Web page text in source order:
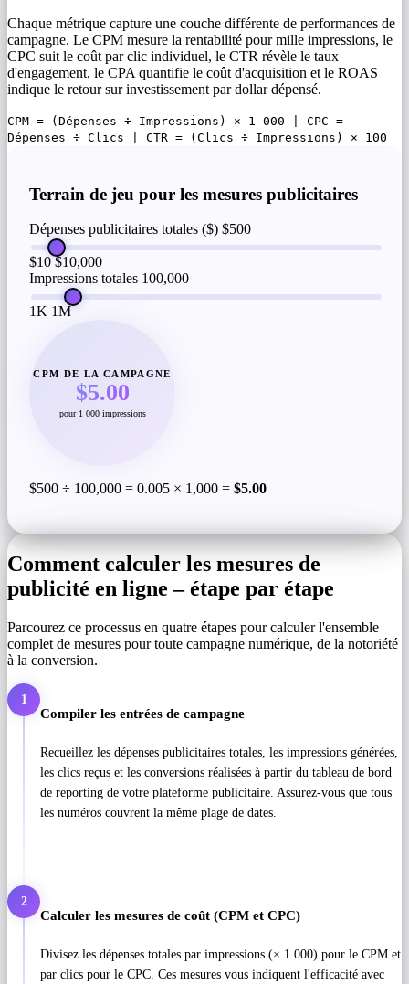
Chaque métrique capture une couche différente de performances de
campagne. Le CPM mesure la rentabilité pour mille impressions, le
CPC suit le coût par clic individuel, le CTR révèle le taux
d'engagement, le CPA quantifie le coût d'acquisition et le ROAS
indique le retour sur investissement par dollar dépensé.
CPM = (Dépenses ÷ Impressions) × 1 000 | CPC =
Dépenses ÷ Clics | CTR = (Clics ÷ Impressions) × 100
Terrain de jeu pour les mesures publicitaires
Dépenses publicitaires totales ($) $500
$10 $10,000
Impressions totales 100,000
1K 1M
CPM DE LA CAMPAGNE
$5.00
pour 1 000 impressions
$500 ÷ 100,000 = 0.005 × 1,000 = $5.00
Comment calculer les mesures de
publicité en ligne – étape par étape
Parcourez ce processus en quatre étapes pour calculer l'ensemble
complet de mesures pour toute campagne numérique, de la notoriété
à la conversion.
1
Compiler les entrées de campagne
Recueillez les dépenses publicitaires totales, les impressions générées,
les clics reçus et les conversions réalisées à partir du tableau de bord
de reporting de votre plateforme publicitaire. Assurez-vous que tous
les numéros couvrent la même plage de dates.
2
Calculer les mesures de coût (CPM et CPC)
Divisez les dépenses totales par impressions (× 1 000) pour le CPM et
par clics pour le CPC. Ces mesures vous indiquent l'efficacité avec